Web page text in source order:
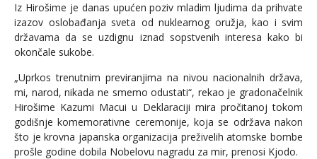
Iz Hirošime je danas upućen poziv mladim ljudima da prihvate
izazov oslobađanja sveta od nuklearnog oružja, kao i svim
državama da se uzdignu iznad sopstvenih interesa kako bi
okončale sukobe.
„Uprkos trenutnim previranjima na nivou nacionalnih država,
mi, narod, nikada ne smemo odustati“, rekao je gradonačelnik
Hirošime Kazumi Macui u Deklaraciji mira pročitanoj tokom
godišnje komemorativne ceremonije, koja se održava nakon
što je krovna japanska organizacija preživelih atomske bombe
prošle godine dobila Nobelovu nagradu za mir, prenosi Kjodo.